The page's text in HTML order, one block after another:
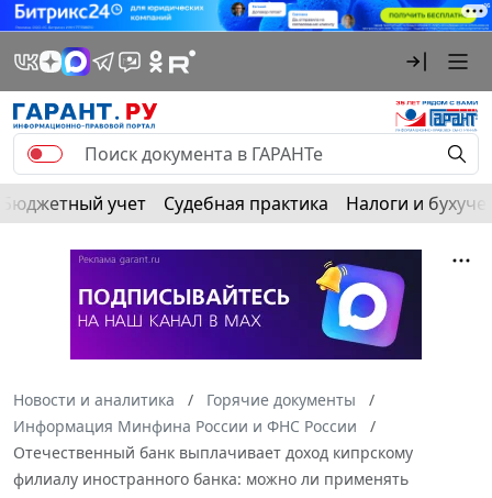
Бюджетный учет Судебная практика Налоги и
Новости и аналитика
Горячие документы
Информация Минфина России и ФНС России
Отечественный банк выплачивает доход кипрскому
филиалу иностранного банка: можно ли применять